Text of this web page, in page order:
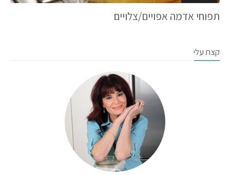
תפוחי אדמה אפויים/צלויים
קצת עלי